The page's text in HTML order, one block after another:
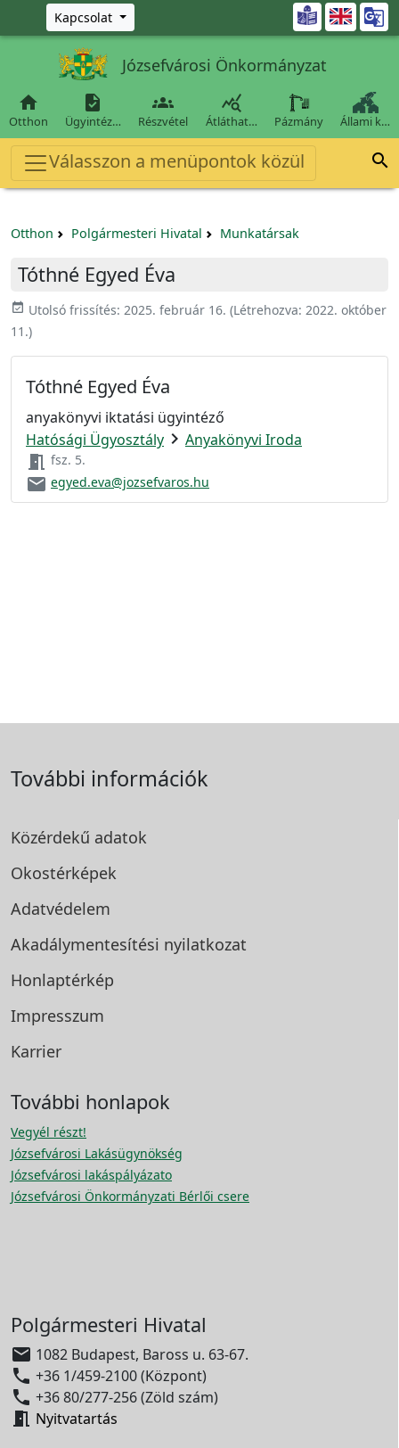
Ugrás a fő tartalomra
Kapcsolat 
Józsefvárosi Önkormányzat

Otthon

Ügyintéz…

Részvétel

Átláthat… Pázmány Állami k…
Válasszon a menüpontok közül 
Otthon Polgármesteri Hivatal Munkatársak
Tóthné Egyed Éva
event_available Utolsó frissítés: 2025. február 16. (Létrehozva: 2022. október
11.)
Tóthné Egyed Éva
anyakönyvi iktatási ügyintéző
Hatósági Ügyosztály chevron_right Anyakönyvi Iroda
meeting_room fsz. 5.
email egyed.eva@jozsefvaros.hu
További információk
Közérdekű adatok
Okostérképek
Adatvédelem
Akadálymentesítési nyilatkozat
Honlaptérkép
Impresszum
Karrier
További honlapok
Vegyél részt!
Józsefvárosi Lakásügynökség
Józsefvárosi lakáspályázato
Józsefvárosi Önkormányzati Bérlői csere
Polgármesteri Hivatal
 1082 Budapest, Baross u. 63-67.
 +36 1/459-2100 (Központ)
 +36 80/277-256 (Zöld szám)
 Nyitvatartás